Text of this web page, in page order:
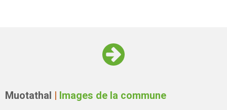
Muotathal Images de la commune